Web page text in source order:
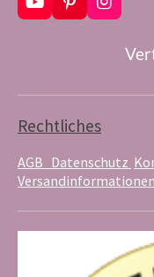
Y
o
P
i
s
t
I
n
Rechtliches
AGB Datenschutz
Versandinformationen